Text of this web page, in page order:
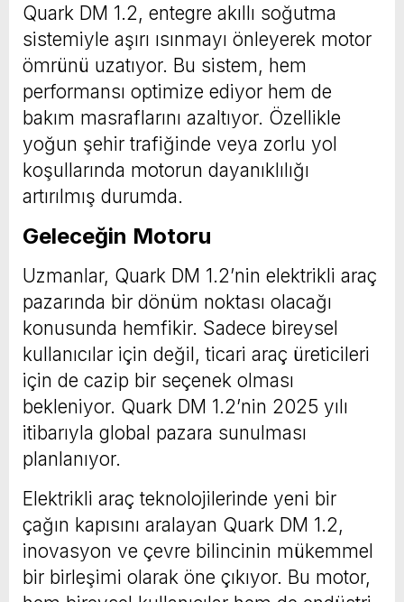
Quark DM 1.2, entegre akıllı soğutma
sistemiyle aşırı ısınmayı önleyerek motor
ömrünü uzatıyor. Bu sistem, hem
performansı optimize ediyor hem de
bakım masraflarını azaltıyor. Özellikle
yoğun şehir trafiğinde veya zorlu yol
koşullarında motorun dayanıklılığı
artırılmış durumda.
Geleceğin Motoru
Uzmanlar, Quark DM 1.2’nin elektrikli araç
pazarında bir dönüm noktası olacağı
konusunda hemfikir. Sadece bireysel
kullanıcılar için değil, ticari araç üreticileri
için de cazip bir seçenek olması
bekleniyor. Quark DM 1.2’nin 2025 yılı
itibarıyla global pazara sunulması
planlanıyor.
Elektrikli araç teknolojilerinde yeni bir
çağın kapısını aralayan Quark DM 1.2,
inovasyon ve çevre bilincinin mükemmel
bir birleşimi olarak öne çıkıyor. Bu motor,